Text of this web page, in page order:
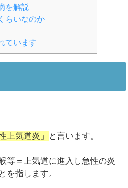
を解説
らいなのか
ています
上気道炎」 と言います。
等＝上気道に進入し急性の炎
を指します。